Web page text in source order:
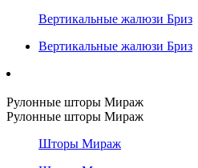
Вертикальные жалюзи Бриз
Вертикальные жалюзи Бриз
Рулонные шторы Мираж
Рулонные шторы Мираж
Шторы Мираж